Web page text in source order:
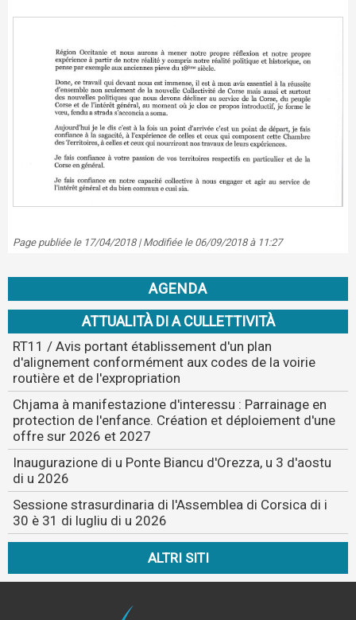
Page publiée le 17/04/2018 | Modifiée le 06/09/2018 à 11:27
AGENDA
ATTUALITÀ DI A CULLETTIVITÀ
RT11 / Avis portant établissement d'un plan
d'alignement conformément aux codes de la voirie
routière et de l'expropriation
Chjama à manifestazione d'interessu : Parrainage en
protection de l'enfance. Création et déploiement d'une
offre sur 2026 et 2027
Inaugurazione di u Ponte Biancu d'Orezza, u 3 d'aostu
di u 2026
Sessione strasurdinaria di l'Assemblea di Corsica di i
30 è 31 di lugliu di u 2026
ALTRI SITI